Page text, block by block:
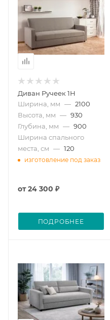
Диван Ручеек 1Н
Ширина, мм — 2100
Высота, мм — 930
Глубина, мм — 900
Ширина спального
места, см — 120
изготовление под заказ
от24 300 ₽
ПОДРОБНЕЕ